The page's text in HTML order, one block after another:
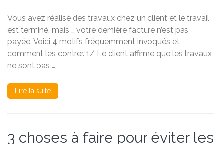
:
4
fréquemment
invoqués
Vous avez réalisé des travaux chez un client et le travail
est terminé, mais … votre dernière facture n’est pas
payée. Voici 4 motifs fréquemment invoqués et
comment les contrer. 1/ Le client affirme que les travaux
ne sont pas …
Lire la suite
3 choses à faire pour éviter les